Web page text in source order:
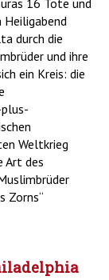
durch die
und ihre
ein Kreis: die
Weltkrieg
Art des
Zorns“